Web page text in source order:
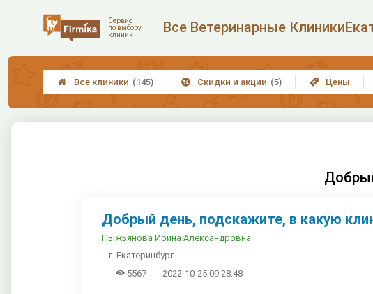
Сервис
по выбору
клиник
Все Ветеринарные Клиники
 Цены
 Скидки и акции (5)
 Все клиники (145)
Добрый день, подскажите, в какую
Пыжьянова Ирина Александровна
г. Екатеринбург
 5567 2022-10-25 09:28:48